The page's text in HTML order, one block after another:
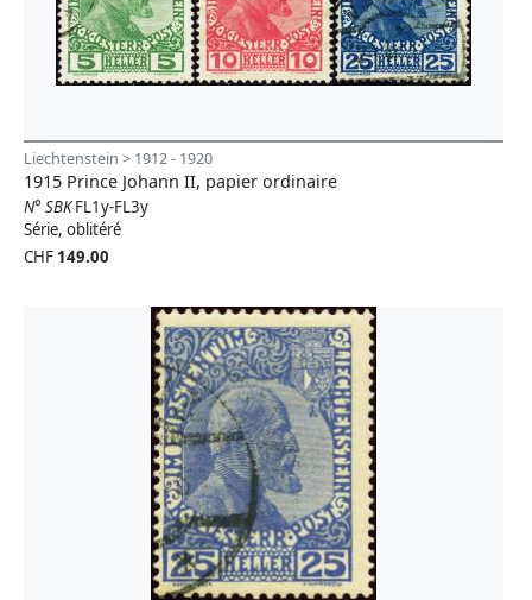
Liechtenstein > 1912 - 1920
1915 Prince Johann II, papier ordinaire
N° SBKFL1y-FL3y
Série, oblitéré
CHF 149.00